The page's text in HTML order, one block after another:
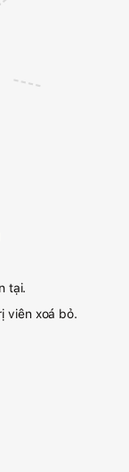
tại.
viên xoá bỏ.